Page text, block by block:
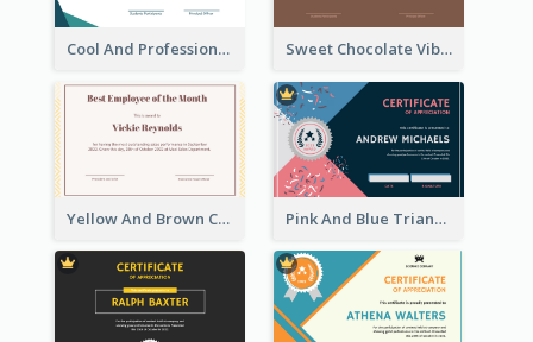
Cool And Professional Certificate Design For Recommendation Sweet Chocolate Vibe With Gold Badge Simple Certificate Design
Yellow And Brown Certificate Of Recommendation Pink And Blue Triangles Confetti Celebration Certificate